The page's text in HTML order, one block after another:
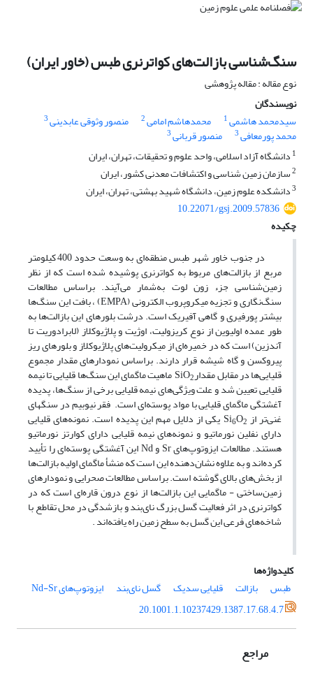
سنگ‌شناسی بازالت‌های کواترنری طبس (خاور ایران)
نوع مقاله : مقاله پژوهشی
نویسندگان
سیدمحمد هاشمی1 محمدهاشم امامی2 منصور وثوقی عابدینی3
محمد پورمعافی3 منصور قربانی3
1 دانشگاه آزاد اسلامی، واحد علوم و تحقیقات، تهران، ایران
2سازمان زمین شناسی و اکتشافات معدنی کشور، ایران
3دانشکده علوم زمین، دانشگاه شهید بهشتی، تهران، ایران
10.22071/gsj.2009.57836
چکیده
در جنوب خاور شهر طبس منطقه‌ای به وسعت حدود 400 کیلومتر
مربع از بازالت‌های مربوط به کواترنری پوشیده شده است که از نظر
زمین‌شناسی جزء زون لوت به‌شمار می‌آیند. براساس مطالعات
سنگ‌نگاری و تجزیه میکروپروب الکترونی (EMPA) ، بافت این سنگ‌ها
بیشتر پورفیری و گاهی آفیریک است. درشت بلورهای این بازالت‌ها به
طور عمده اولیوین از نوع کریزولیت، اوژیت و پلاژیوکلاز (لابرادوریت تا
آندزین) است که در خمیره‌ای از میکرولیت‌های پلاژیوکلاز و بلورهای ریز
پیروکسن و گاه شیشه قرار دارند. براساس نمودارهای مقدار مجموع
قلیایی‌ها در مقابل مقدارSiO2 ماهیت ماگمای این سنگ‌ها قلیایی تا نیمه
قلیایی تعیین شد و علت ویژگی‌های نیمه قلیایی برخی از سنگ‌ها، پدیده
آغشتگی ماگمای قلیایی با مواد پوسته‌ای است. فقر نیوبیم در سنگهای
غنی‌تر از Si 6O2 یکی از دلایل مهم این پدیده است. نمونه‌های قلیایی
دارای نفلین نورماتیو و نمونه‌های نیمه قلیایی دارای کوارتز نورماتیو
هستند. مطالعات ایزوتوپ‌های Sr و Nd این آغشتگی پوسته‌ای را تأیید
کرده‌اند و به علاوه نشان‌دهنده این است که منشأ ماگمای اولیه بازالت‌ها
از بخش‌های بالای گوشته است. براساس مطالعات صحرایی و نمودارهای
زمین‌ساختی - ماگمایی این بازالت‌ها از نوع درون قاره‌ای است که در
کواترنری در اثر فعالیت گسل بزرگ نای‌بند و بازشدگی در محل تقاطع با
شاخه‌های فرعی این گسل به سطح زمین راه یافته‌اند .
کلیدواژه‌ها
طبس
بازالت قلیایی سدیک گسل نای‌بند
ایزوتوپ‌های Nd-Sr
20.1001.1.10237429.1387.17.68.4.7
مراجع